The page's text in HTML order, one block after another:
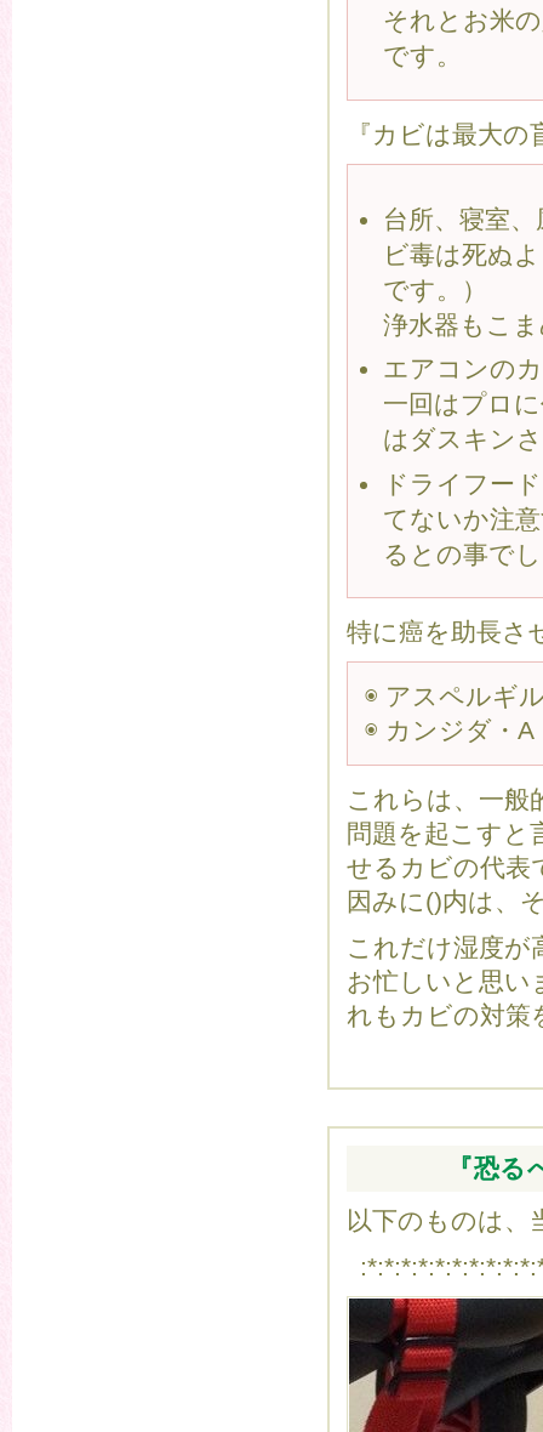
それとお米
です。
『カビは最大
台所、寝室
ビ毒は死ぬ
です。）
浄水器もこ
エアコンの
一回はプロ
はダスキン
ドライフー
てないか注
るとの事で
特に癌を助長さ
◉ アスペルギ
◉ カンジダ・
これらは、一般
問題を起こすと
せるカビの代表
因みに()内は、
これだけ湿度が
お忙しいと思い
れもカビの対策
『恐
以下のものは、